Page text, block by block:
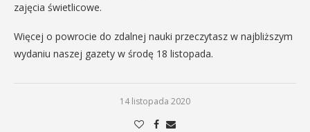
zajęcia świetlicowe.
Więcej o powrocie do zdalnej nauki przeczytasz w najbliższym
wydaniu naszej gazety w środę 18 listopada.
14 listopada 2020